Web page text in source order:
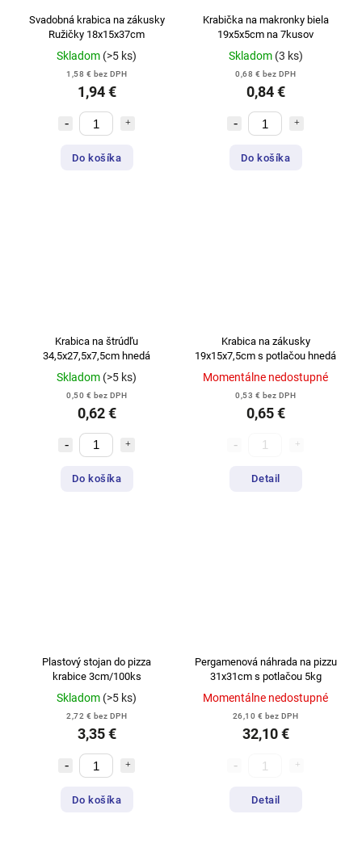
Svadobná krabica na zákusky
Ružičky 18x15x37cm
Skladom (>5 ks)
1,58 € bez DPH
1,94 €
Do košíka
Krabička na makronky biela
19x5x5cm na 7kusov
Skladom (3 ks)
0,68 € bez DPH
0,84 €
Do košíka
Krabica na štrúdľu
34,5x27,5x7,5cm hnedá
Skladom (>5 ks)
0,50 € bez DPH
0,62 €
Do košíka
Krabica na zákusky
19x15x7,5cm s potlačou hnedá
Momentálne nedostupné
0,53 € bez DPH
0,65 €
Detail
Plastový stojan do pizza
krabice 3cm/100ks
Skladom (>5 ks)
2,72 € bez DPH
3,35 €
Do košíka
Pergamenová náhrada na pizzu
31x31cm s potlačou 5kg
Momentálne nedostupné
26,10 € bez DPH
32,10 €
Detail